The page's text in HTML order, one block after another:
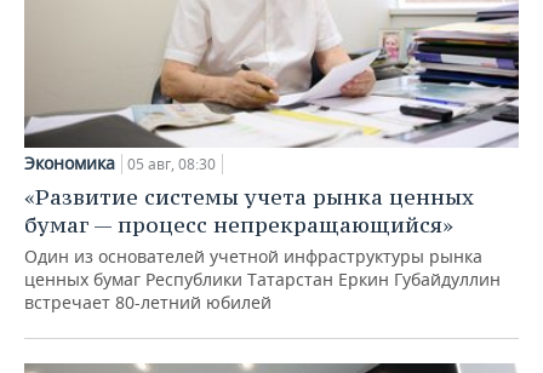
Экономика 05 авг, 08:30
«Развитие системы учета рынка ценных
бумаг — процесс непрекращающийся»
Один из основателей учетной инфраструктуры рынка
ценных бумаг Республики Татарстан Еркин Губайдуллин
встречает 80-летний юбилей